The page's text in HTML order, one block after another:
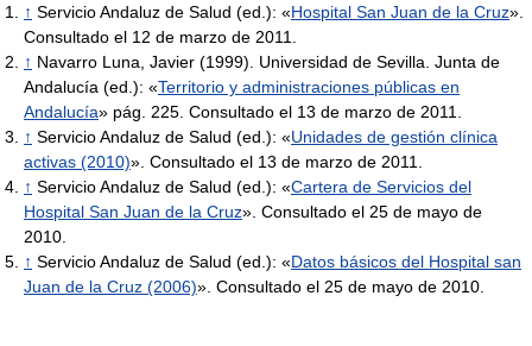
↑ Servicio Andaluz de Salud (ed.): «Hospital San Juan de la Cruz».
Consultado el 12 de marzo de 2011.
↑ Navarro Luna, Javier (1999). Universidad de Sevilla. Junta de
Andalucía (ed.): «Territorio y administraciones públicas en
Andalucía» pág. 225. Consultado el 13 de marzo de 2011.
↑ Servicio Andaluz de Salud (ed.): «Unidades de gestión clínica
activas (2010)». Consultado el 13 de marzo de 2011.
↑ Servicio Andaluz de Salud (ed.): «Cartera de Servicios del
Hospital San Juan de la Cruz». Consultado el 25 de mayo de
2010.
↑ Servicio Andaluz de Salud (ed.): «Datos básicos del Hospital san
Juan de la Cruz (2006)». Consultado el 25 de mayo de 2010.